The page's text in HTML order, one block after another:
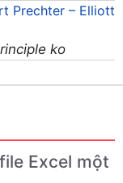
Prechter – Elliott
ko
Excel một